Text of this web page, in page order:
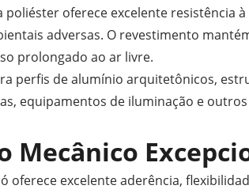
poliéster oferece excelente resistência
adversas. O revestimento
prolongado ao ar livre.
perfis de alumínio arquitetônicos,
equipamentos de iluminação e
Mecânico
oferece excelente aderência,